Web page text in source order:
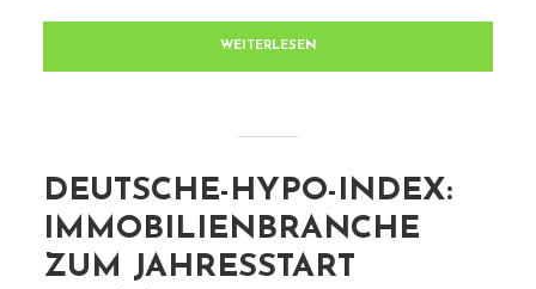
WEITERLESEN
DEUTSCHE-HYPO-INDEX:
IMMOBILIENBRANCHE
ZUM JAHRESSTART